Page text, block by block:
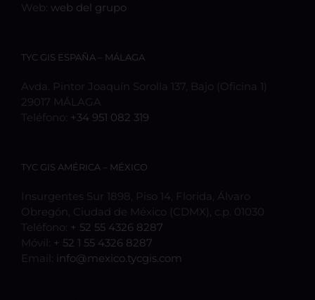
Web: web del grupo
TYC GIS ESPAÑA – MÁLAGA
Avda. Pintor Joaquín Sorolla 137, Bajo (Oficina 1)
29017 MÁLAGA
Teléfono: +34 951 082 319
TYC GIS AMÉRICA – MÉXICO
Insurgentes Sur 1898, Piso 14, Florida, Álvaro
Obregón, Ciudad de México (CDMX), c.p. 01030
Teléfono: + 52 55 4326 8287
Móvil: + 52 1 55 4326 8287
Email: info@mexico.tycgis.com